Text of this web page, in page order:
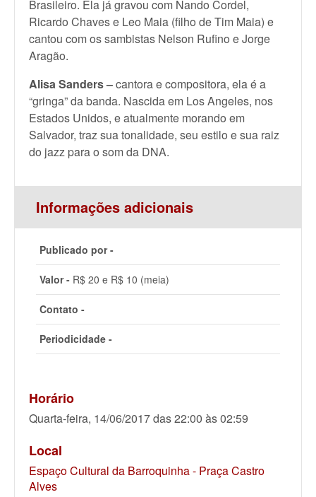
Brasileiro. Ela já gravou com Nando Cordel,
Ricardo Chaves e Leo Maia (filho de Tim Maia) e
cantou com os sambistas Nelson Rufino e Jorge
Aragão.
Alisa Sanders –cantora e compositora, ela é a
“gringa” da banda. Nascida em Los Angeles, nos
Estados Unidos, e atualmente morando em
Salvador, traz sua tonalidade, seu estilo e sua raiz
do jazz para o som da DNA.
Informações adicionais
Publicado por -
Valor - R$ 20 e R$ 10 (meia)
Contato -
Periodicidade -
Horário
Quarta-feira, 14/06/2017 das 22:00 às 02:59
Local
Espaço Cultural da Barroquinha - Praça Castro
Alves